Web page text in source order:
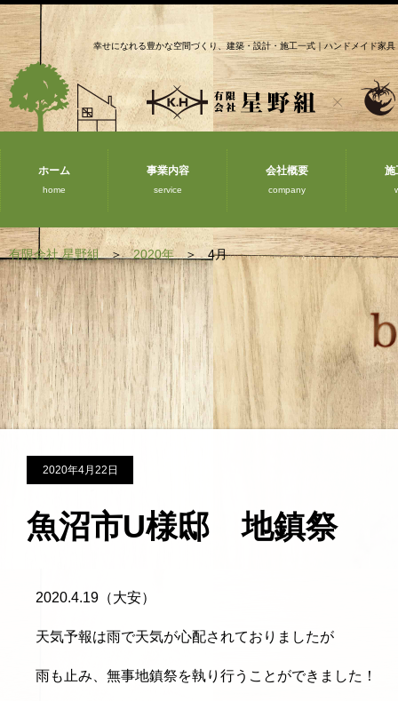
幸せになれる豊かな空間づくり、建築・設計・施工一式｜ハンドメイド家
ホーム
home
事業内容
service
会社概要
company
施
有限会社 星野組 2020年 4月
2020年4月22日
魚沼市U様邸 地鎮祭
2020.4.19（大安）
天気予報は雨で天気が心配されておりましたが
雨も止み、無事地鎮祭を執り行うことができました！